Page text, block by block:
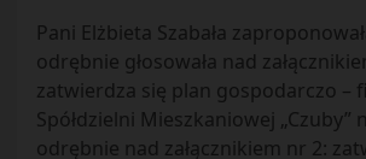
Pani Elżbieta Szabała
odrębnie głosowała nad
zatwierdza się plan gospodarczo –
Spółdzielni Mieszkaniowej „Czuby”
odrębnie nad załącznikiem nr 2: